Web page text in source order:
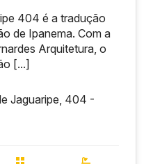
404 é a tradução
de Ipanema. Com a
Arquitetura, o
[...]
Jaguaripe, 404 -